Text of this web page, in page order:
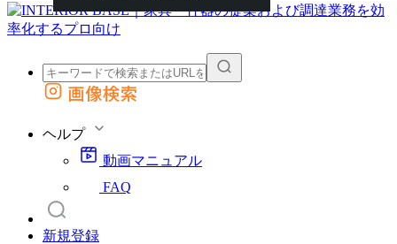
外部サイトの商品をカートに追加
画像検索
ヘルプ
動画マニュアル
FAQ
新規登録